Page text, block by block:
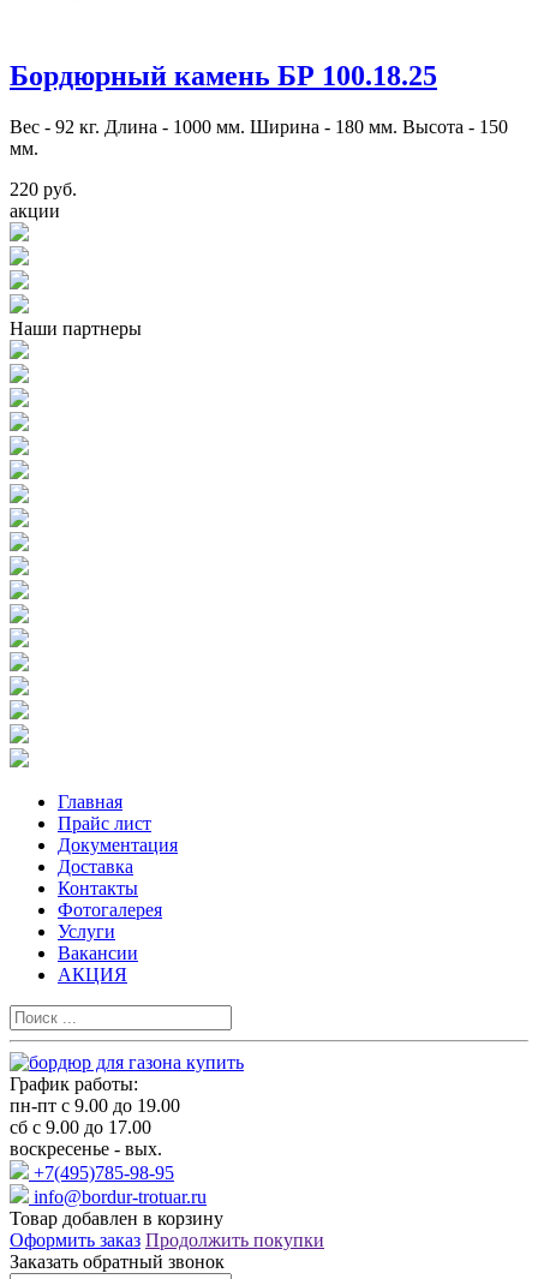
Бордюрный камень БР 100.18.25
Вес - 92 кг. Длина - 1000 мм. Ширина - 180 мм. Высота - 150
мм.
220 руб.
акции
Наши партнеры
Главная
Прайс лист
Документация
Доставка
Контакты
Фотогалерея
Услуги
Вакансии
АКЦИЯ
График работы:
пн-пт с 9.00 до 19.00
сб с 9.00 до 17.00
воскресенье - вых.
+7(495)785-98-95
info@bordur-trotuar.ru
Товар добавлен в корзину
Оформить заказ Продолжить покупки
Заказать обратный звонок